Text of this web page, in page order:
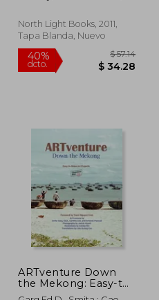
40%
dcto.
North Light Books, 2011,
Tapa Blanda, Nuevo
ARTventure Down
the Mekong: Easy-to-
Make Art Projects (en